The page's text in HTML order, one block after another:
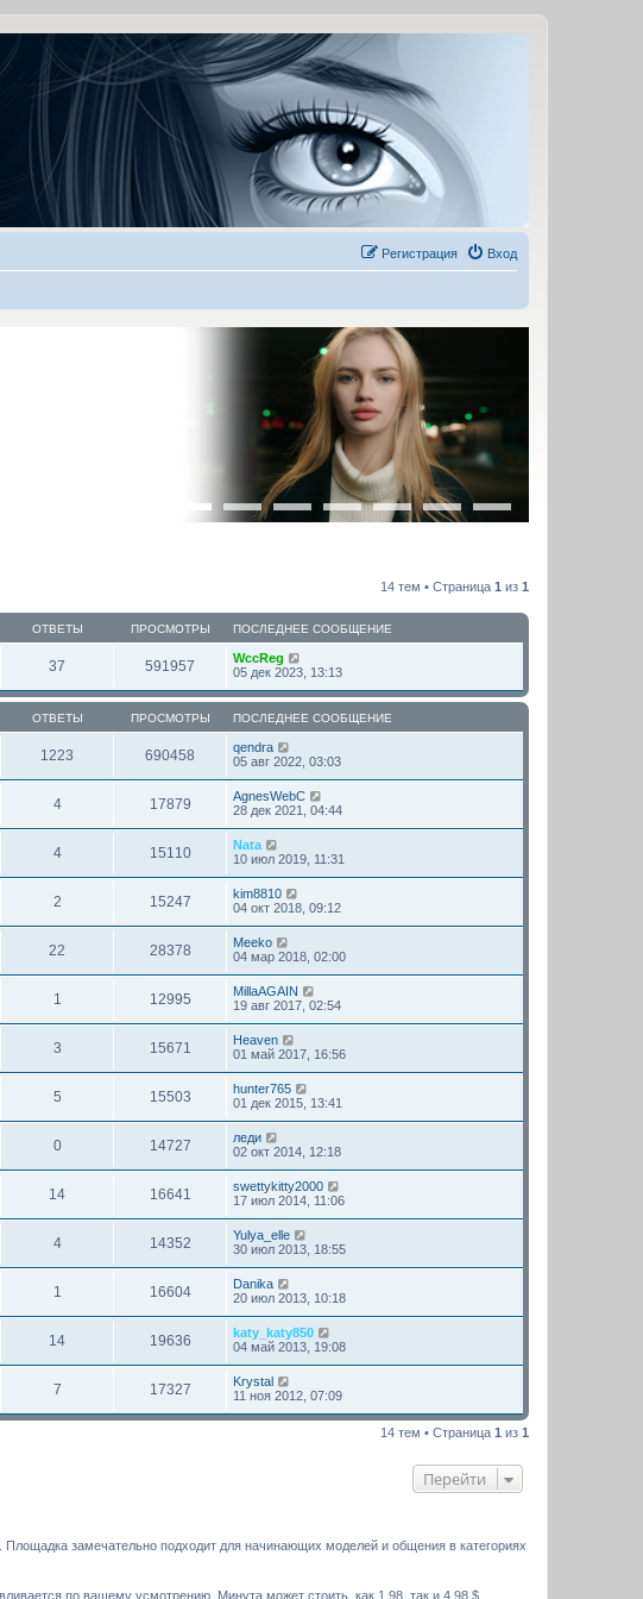
Вход
Регистрация
14 тем • Страница 1 из 1
ОТВЕТЫ ПРОСМОТРЫ ПОСЛЕДНЕЕ СООБЩЕНИЕ
37 591957
WccReg
05 дек 2023, 13:13
ОТВЕТЫ ПРОСМОТРЫ ПОСЛЕДНЕЕ СООБЩЕНИЕ
1223 690458
qendra
05 авг 2022, 03:03
4 17879
AgnesWebC
28 дек 2021, 04:44
4 15110
Nata
10 июл 2019, 11:31
2 15247
kim8810
04 окт 2018, 09:12
22 28378
Meeko
04 мар 2018, 02:00
1 12995
MillaAGAIN
19 авг 2017, 02:54
3 15671
Heaven
01 май 2017, 16:56
5 15503
hunter765
01 дек 2015, 13:41
0 14727
леди
02 окт 2014, 12:18
14 16641
swettykitty2000
17 июл 2014, 11:06
4 14352
Yulya_elle
30 июл 2013, 18:55
1 16604
Danika
20 июл 2013, 10:18
14 19636
katy_katy850
04 май 2013, 19:08
7 17327
Krystal
11 ноя 2012, 07:09
14 тем • Страница 1 из 1
Перейти
Площадка замечательно подходит для начинающих моделей и общения в категориях
по вашему усмотрению. Минута может стоить, как 1,98, так и 4,98 $.